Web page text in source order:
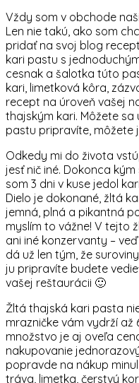
Vždy som v obchode
Len nie takú, ako som
pridať na svoj blog
kari pastu s
cesnak a šalotka túto
kari, limetková kôra,
recept na úroveň vašej
thajským kari. Môžete sa
pastu pripravíte, môžete
Odkedy mi do života
jesť nič iné. Dokonca
som 3 dni v kuse jedol
Dielo je dokonané, žltá
jemná, plná a pikantná
myslím to vážne! V tejto
ani iné konzervanty –
dá už len tým, že
ju pripravíte budete
vašej reštaurácii 🙂
Žltá thajská kari pasta
mrazničke vám vydrží
množstvo je aj oveľa
nakupovanie
popravde na nákup
tráva, limetka, čerstvý